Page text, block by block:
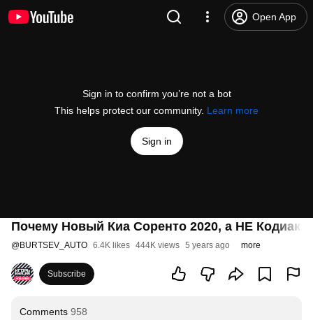
Open App
Sign in to confirm you’re not a bot
This helps protect our community. Learn more
Sign in
Почему Новый Киа Соренто 2020, а НЕ Кодиак:
@BURTSEV_AUTO 6.4K likes 444K views 5 years ago more
Subscribe
Comments 958